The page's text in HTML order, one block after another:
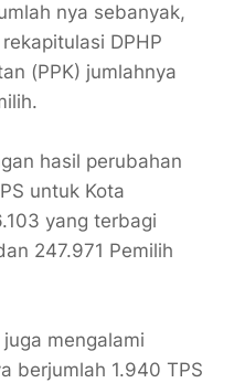
nya sebanyak,
DPHP
(PPK) jumlahnya
hasil perubahan
untuk Kota
yang terbagi
247.971 Pemilih
mengalami
berjumlah 1.940 TPS